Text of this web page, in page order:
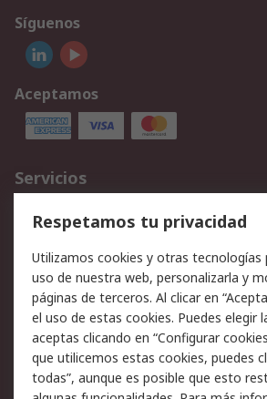
Síguenos
Aceptamos
Servicios
Cómo realizar pedidos
Facturación y pago
Ofertas
Legal
Aviso legal
Política sobre cookies
Respetamos tu privacidad
Utilizamos cookies y otras tecnologías
uso de nuestra web, personalizarla y
páginas de terceros. Al clicar en
el uso de estas cookies. Puedes elegir
aceptas clicando en “Configurar
que utilicemos estas cookies, puedes
todas”, aunque es posible que esto